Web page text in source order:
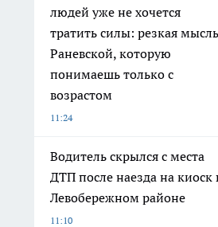
людей уже не хочется
тратить силы: резкая мысль
Раневской, которую
понимаешь только с
возрастом
11:24
Водитель скрылся с места
ДТП после наезда на киоск
Левобережном районе
11:10